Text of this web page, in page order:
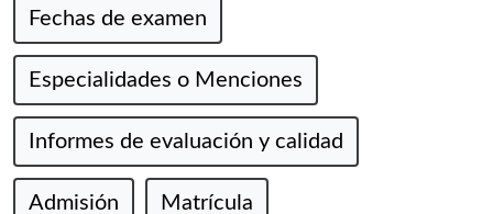
Fechas de examen
Especialidades o Menciones
Informes de evaluación y calidad
Admisión Matrícula